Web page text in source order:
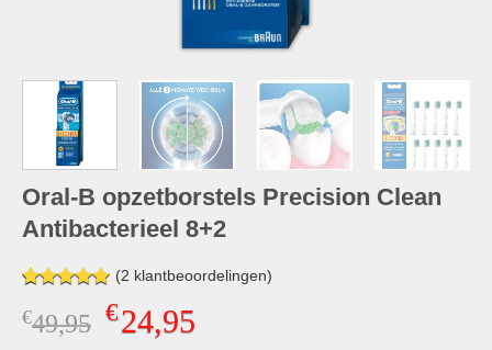
Oral-B opzetborstels Precision Clean
Antibacterieel 8+2
Gewaardeerd
5.00op 5
gebaseerd
(2 klantbeoordelingen)
€49,95 Oorspronkelijke
€24,95Huidige